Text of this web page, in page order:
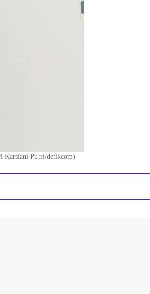
Karsiani Putri/detikcom)